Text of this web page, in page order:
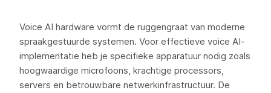
Voice AI hardware vormt de ruggengraat van moderne
spraakgestuurde systemen. Voor effectieve voice AI-
implementatie heb je specifieke apparatuur nodig zoals
hoogwaardige microfoons, krachtige processors,
servers en betrouwbare netwerkinfrastructuur. De